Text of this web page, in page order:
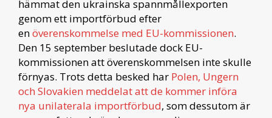
hämmat den ukrainska spannmållexporten
genom ett importförbud efter
enöverenskommelse med EU-kommissionen.
Den 15 september beslutade dock EU-
kommissionen att överenskommelsen inte skulle
förnyas. Trots detta besked har Polen, Ungern
och Slovakien meddelat att de kommer införa
nya unilaterala importförbud, som dessutom är